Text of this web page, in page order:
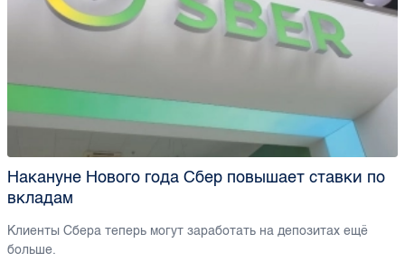
Накануне Нового года Сбер повышает ставки по
вкладам
Клиенты Сбера теперь могут заработать на депозитах ещё
больше.